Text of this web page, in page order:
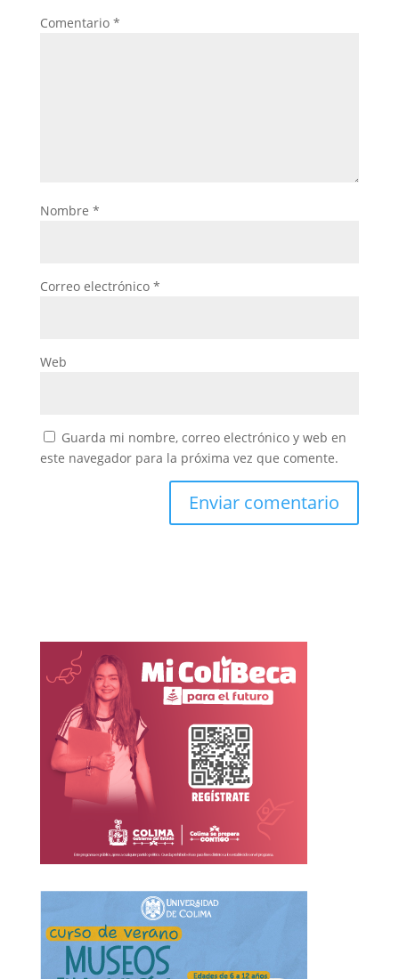
Comentario *
Nombre *
Correo electrónico *
Web
Guarda mi nombre, correo electrónico y web en
este navegador para la próxima vez que comente.